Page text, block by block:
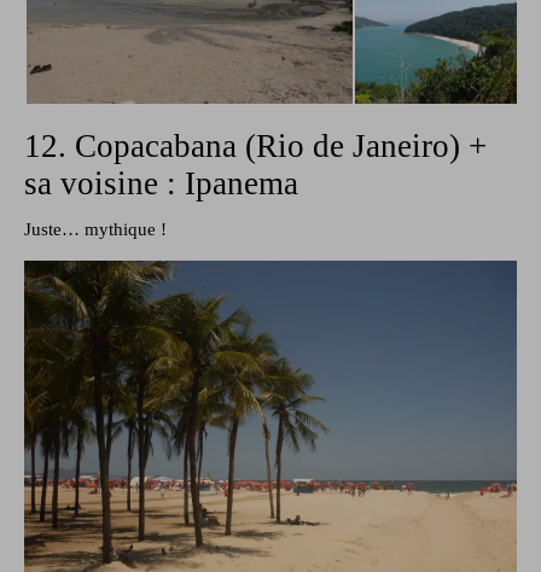
12. Copacabana (Rio de Janeiro) +
sa voisine : Ipanema
Juste… mythique !